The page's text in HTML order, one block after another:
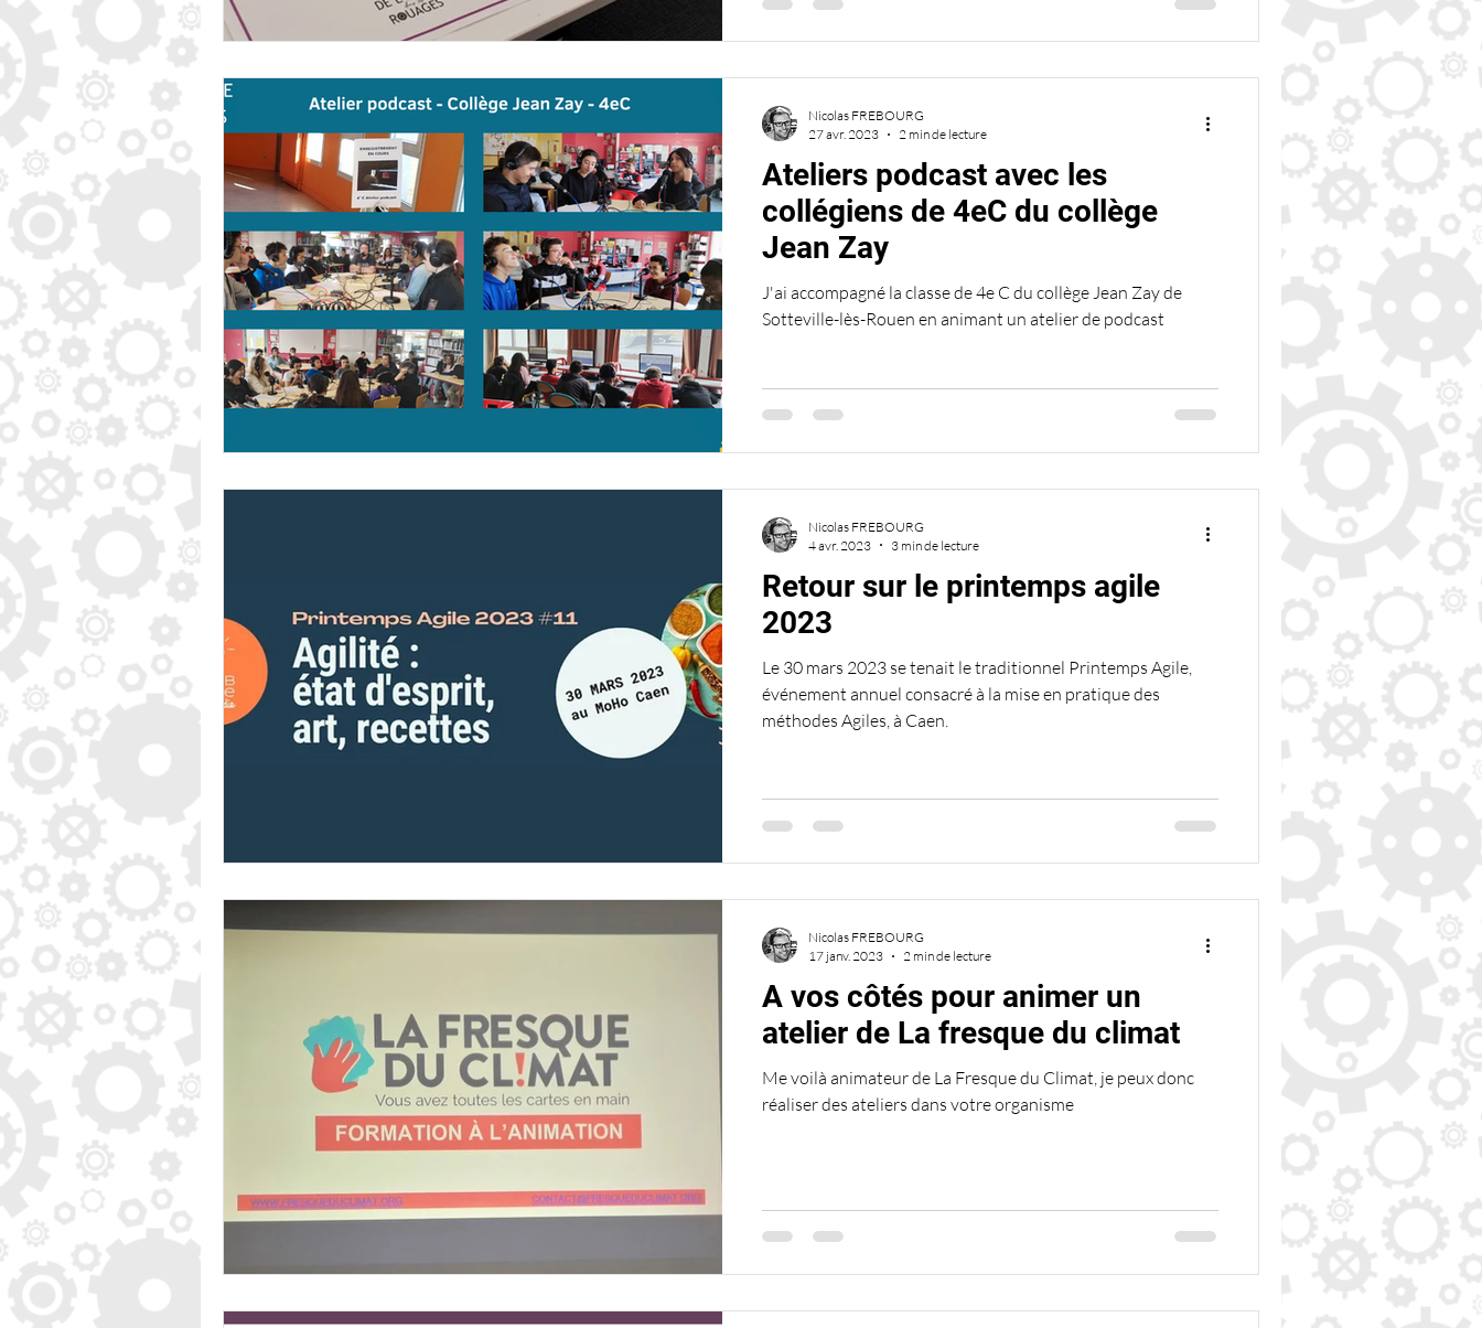
Ateliers podcast avec les
collégiens de 4eC du collège
Jean Zay
J'ai accompagné la classe de 4e C du collège Jean Zay de
Sotteville-lès-Rouen en animant un atelier de podcast
Nicolas FREBOURG
27 avr. 2023
2 min de lecture
Retour sur le printemps agile
2023
Le 30 mars 2023 se tenait le traditionnel Printemps Agile,
événement annuel consacré à la mise en pratique des
méthodes Agiles, à Caen.
Nicolas FREBOURG
4 avr. 2023
3 min de lecture
A vos côtés pour animer un
atelier de La fresque du climat
Me voilà animateur de La Fresque du Climat, je peux donc
réaliser des ateliers dans votre organisme
Nicolas FREBOURG
17 janv. 2023
2 min de lecture